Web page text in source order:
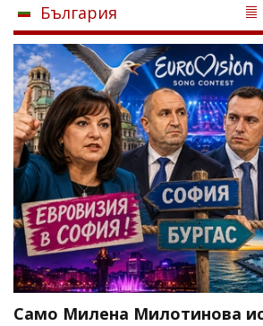
България
Само Милена Милотинова